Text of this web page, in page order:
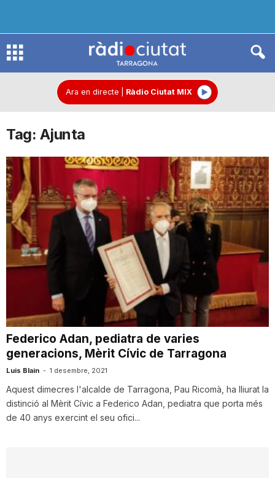
R
d
i
o
C
u
t
a
Ara en directe Ràdio Ciutat MIX
Tag: Ajunta
Federico Adan, pediatra de varies
generacions, Mèrit Cívic de Tarragona
Luis Blain - 1 desembre, 2021
Aquest dimecres l'alcalde de Tarragona, Pau Ricomà, ha lliurat la
distinció al Mèrit Cívic a Federico Adan, pediatra que porta més
de 40 anys exercint el seu ofici...